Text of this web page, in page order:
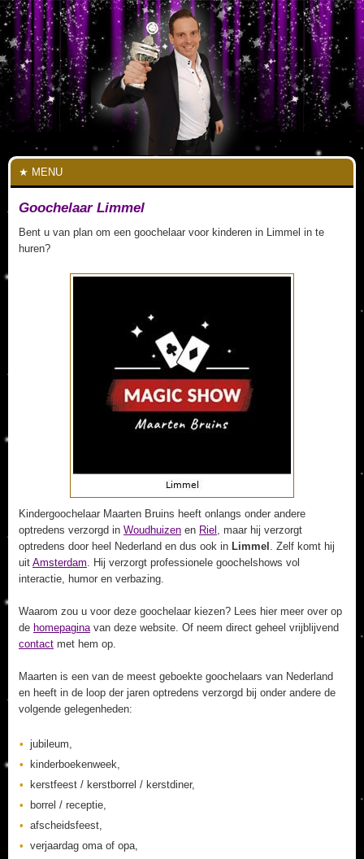
MENU
Goochelaar Limmel
Bent u van plan om een goochelaar voor kinderen in Limmel in te
huren?
Kindergoochelaar Maarten Bruins heeft onlangs onder andere
optredens verzorgd in Woudhuizen en Riel , maar hij verzorgt
optredens door heel Nederland en dus ook in Limmel . Zelf komt hij
uit Amsterdam. Hij verzorgt professionele goochelshows vol
interactie, humor en verbazing.
Waarom zou u voor deze goochelaar kiezen? Lees hier meer over op
de homepaginavan deze website. Of neem direct geheel vrijblijvend
contact met hem op.
Maarten is een van de meest geboekte goochelaars van Nederland
en heeft in de loop der jaren optredens verzorgd bij onder andere de
volgende gelegenheden:
jubileum,
kinderboekenweek,
kerstfeest / kerstborrel / kerstdiner,
borrel / receptie,
afscheidsfeest,
verjaardag oma of opa,